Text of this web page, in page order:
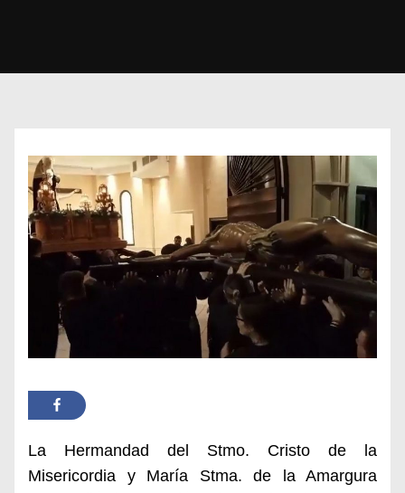
La Hermandad del Stmo. Cristo de la
Misericordia y María Stma. de la Amargura